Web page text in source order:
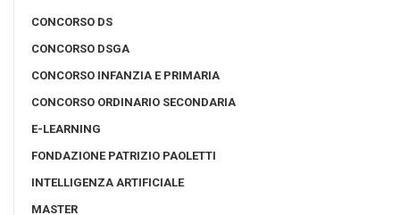
CONCORSO DS
CONCORSO DSGA
CONCORSO INFANZIA E PRIMARIA
CONCORSO ORDINARIO SECONDARIA
E-LEARNING
FONDAZIONE PATRIZIO PAOLETTI
INTELLIGENZA ARTIFICIALE
MASTER